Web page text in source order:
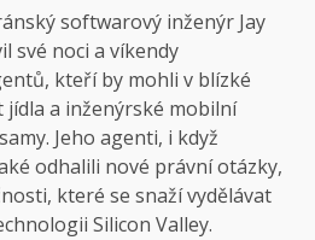
softwarový inženýr Jay
své noci a víkendy
kteří by mohli v blízké
a inženýrské mobilní
Jeho agenti, i když
odhalili nové právní otázky,
které se snaží vydělávat
Silicon Valley.